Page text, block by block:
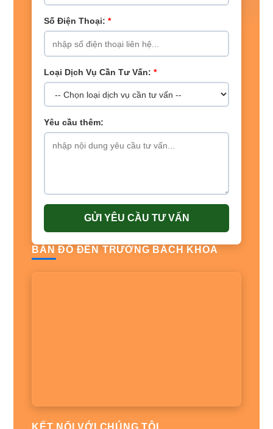
Số Điện Thoại: *
Loại Dịch Vụ Cần Tư Vấn: *
Yêu cầu thêm:
GỬI YÊU CẦU TƯ VẤN
BẢN ĐỒ ĐẾN TRƯỜNG BÁCH KHOA